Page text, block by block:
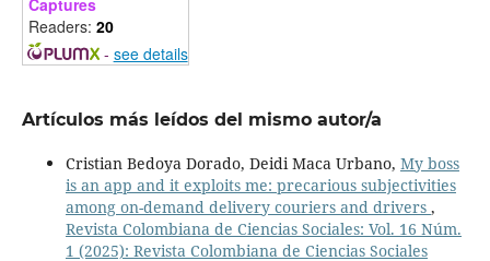
Captures
Readers: 20
- see details
Artículos más leídos del mismo autor/a
Cristian Bedoya Dorado, Deidi Maca Urbano, My boss
is an app and it exploits me: precarious subjectivities
among on-demand delivery couriers and drivers ,
Revista Colombiana de Ciencias Sociales: Vol. 16 Núm.
1 (2025): Revista Colombiana de Ciencias Sociales